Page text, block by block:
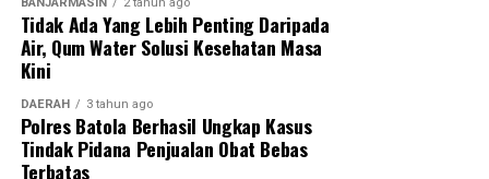
Messenger 0 Twitter
Tidak Ada Yang Lebih Penting Daripada
Air, Qum Water Solusi Kesehatan Masa
Kini
DAERAH 3 tahun ago
Polres Batola Berhasil Ungkap Kasus
Tindak Pidana Penjualan Obat Bebas
Terbatas